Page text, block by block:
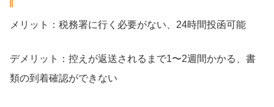
メリット：税務署に行く必要がない、24時間投函可能
デメリット：控えが返送されるまで1〜2週間かかる、書
類の到着確認ができない